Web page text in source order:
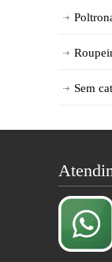
Sem